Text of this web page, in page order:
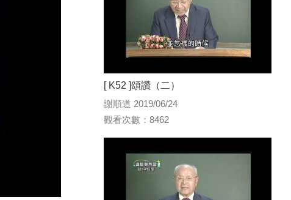
[ K52 ]頌讚（二）
謝順道 2019/06/24
觀看次數：8462